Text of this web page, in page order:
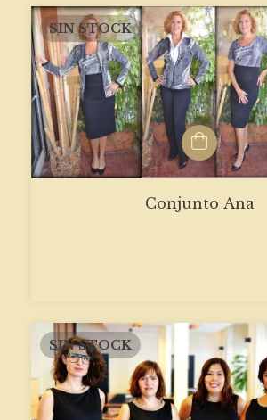
SIN STOCK
Conjunto Ana
SIN STOCK